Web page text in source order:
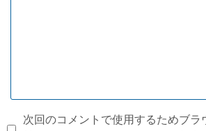
次回のコメントで使用するためブラ